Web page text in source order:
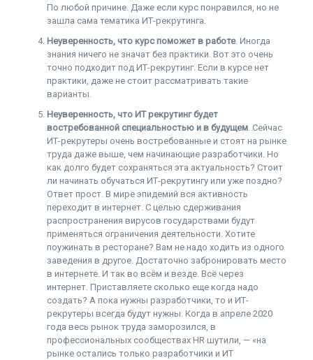
По любой причине. Даже если курс понравился, но не
зашла сама тематика ИТ-рекрутинга.
Неуверенность, что курс поможет в работе. Иногда
знания ничего не значат без практики. Вот это очень
точно подходит под ИТ-рекрутинг. Если в курсе нет
практики, даже не стоит рассматривать такие
варианты.
Неуверенность, что ИТ рекрутинг будет
востребованной специальностью и в будущем . Сейчас
ИТ-рекрутеры очень востребованные и стоят на рынке
труда даже выше, чем начинающие разработчики. Но
как долго будет сохраняться эта актуальность? Стоит
ли начинать обучаться ИТ-рекрутингу или уже поздно?
Ответ прост. В мире эпидемий вся активность
переходит в интернет. С целью сдерживания
распространения вирусов государствами будут
применяться ограничения деятельности. Хотите
поужинать в ресторане? Вам не надо ходить из одного
заведения в другое. Достаточно забронировать место
в интернете. И так во всём и везде. Всё через
интернет. Приставляете сколько еще когда надо
создать? А пока нужны разработчики, то и ИТ-
рекрутеры всегда будут нужны. Когда в апреле 2020
года весь рынок труда заморозился, в
профессиональных сообществах HR шутили, — «на
рынке остались только разработчики и ИТ